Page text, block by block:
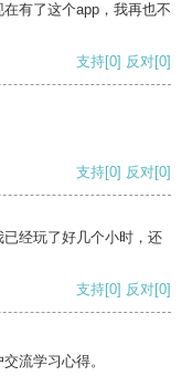
有了这个app，我再也不
支持[0] 反对[0]
支持[0] 反对[0]
经玩了好几个小时，还
支持[0] 反对[0]
流学习心得。